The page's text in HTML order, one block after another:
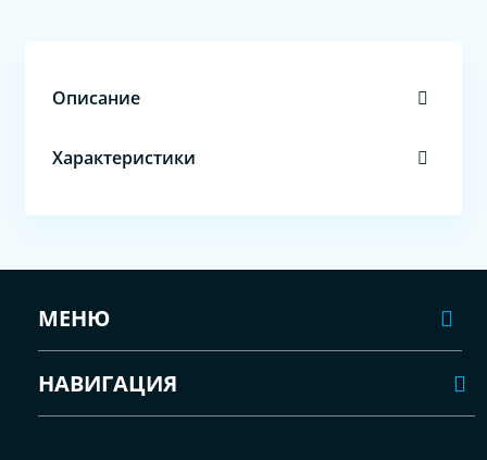
Описание
Характеристики
МЕНЮ
НАВИГАЦИЯ